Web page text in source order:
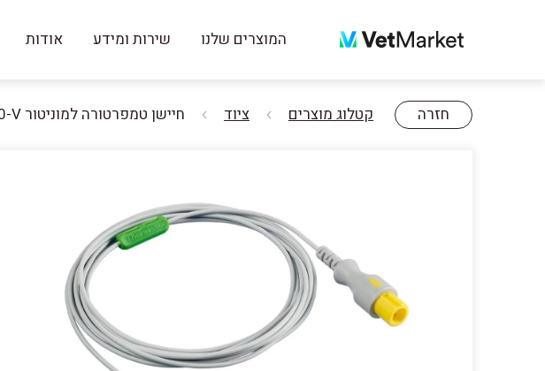
המוצרים שלנו שירות ומידע אודות
חזרה קטלוג מוצרים ציוד חיישן טמפרטורה למוניטור C50-V